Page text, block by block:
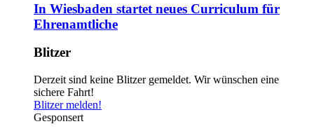
In Wiesbaden startet neues Curriculum für
Ehrenamtliche
Blitzer
Derzeit sind keine Blitzer gemeldet. Wir wünschen eine
sichere Fahrt!
Blitzer melden!
Gesponsert